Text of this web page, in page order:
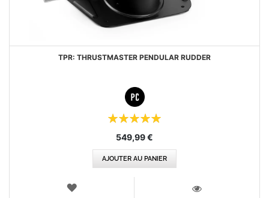
TPR: THRUSTMASTER PENDULAR RUDDER
549,99 €
AJOUTER AU PANIER
AJOUTER